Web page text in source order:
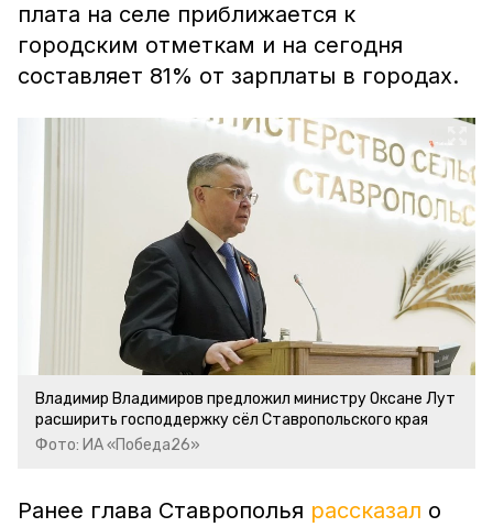
плата на селе приближается к
городским отметкам и на сегодня
составляет 81% от зарплаты в городах.
Владимир Владимиров предложил министру Оксане Лут
расширить господдержку сёл Ставропольского края
Фото: ИА «Победа26»
Ранее глава Ставрополья рассказал о